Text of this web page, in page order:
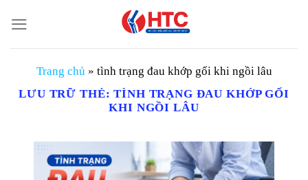
đến
nội
Trang chủ » tình trạng đau khớp gối khi ngồi lâu
LƯU TRỮ THẺ:TÌNH TRẠNG ĐAU KHỚP GỐI
KHI NGỒI LÂU